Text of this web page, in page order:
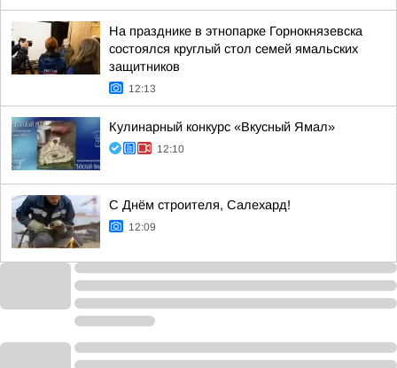
На празднике в этнопарке Горнокнязевска
состоялся круглый стол семей ямальских
защитников
12:13
Кулинарный конкурс «Вкусный Ямал»
12:10
С Днём строителя, Салехард!
12:09